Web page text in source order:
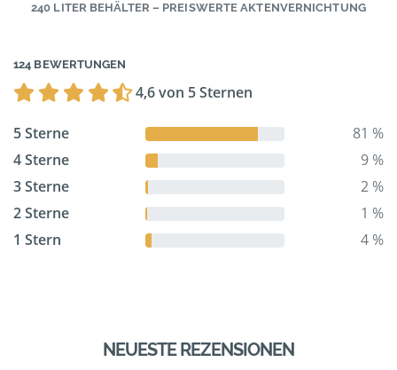
240 LITER BEHÄLTER – PREISWERTE AKTENVERNICHTUNG
124 BEWERTUNGEN
4,6 von 5 Sternen
5 Sterne
81 %
4 Sterne
9 %
3 Sterne
2 %
2 Sterne
1 %
1 Stern
4 %
NEUESTE REZENSIONEN